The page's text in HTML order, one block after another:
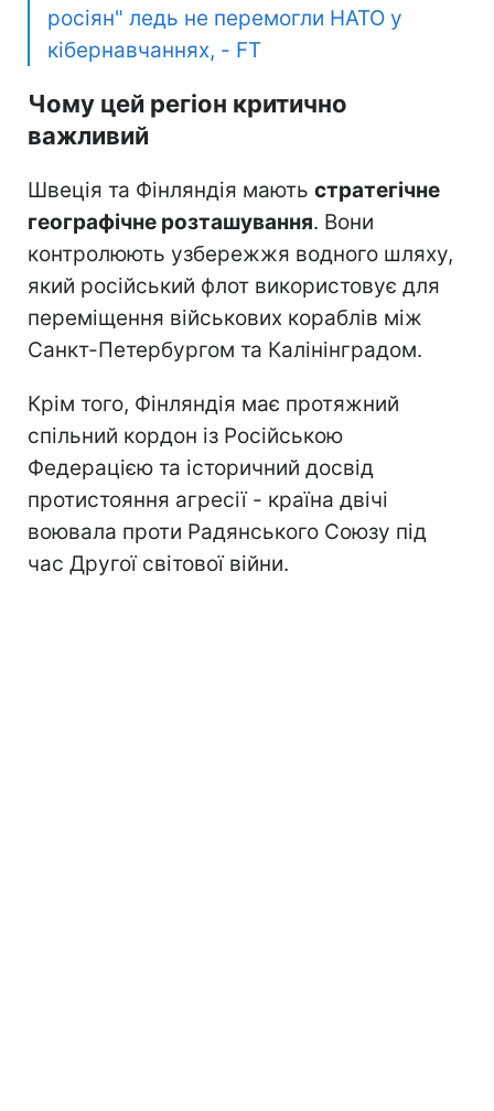
росіян" ледь не перемогли НАТО у
кібернавчаннях, - FT
Чому цей регіон критично
важливий
Швеція та Фінляндія мають стратегічне
географічне розташування. Вони
контролюють узбережжя водного шляху,
який російський флот використовує для
переміщення військових кораблів між
Санкт-Петербургом та Калінінградом.
Крім того, Фінляндія має протяжний
спільний кордон із Російською
Федерацією та історичний досвід
протистояння агресії - країна двічі
воювала проти Радянського Союзу під
час Другої світової війни.